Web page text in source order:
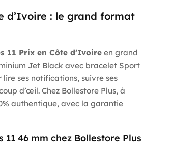
d’Ivoire : le grand format
11 Prix en Côte d’Ivoire en grand
Jet Black avec bracelet Sport
ses notifications, suivre ses
d’œil. Chez Bollestore Plus, à
authentique, avec la garantie
46 mm chez Bollestore Plus